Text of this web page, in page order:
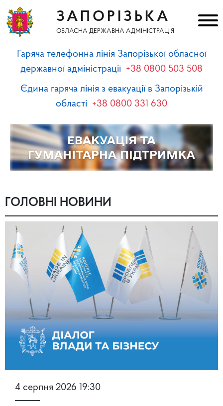
ЗАПОРІЗЬКА
ОБЛАСНА ДЕРЖАВНА АДМІНІСТРАЦІЯ
Гаряча телефонна лінія Запорізької обласної
державної адміністрації +38 0800 503 508
Єдина гаряча лінія з евакуації в Запорізькій
області +38 0800 331 630
ГОЛОВНІ НОВИНИ
4 серпня 2026 19:30